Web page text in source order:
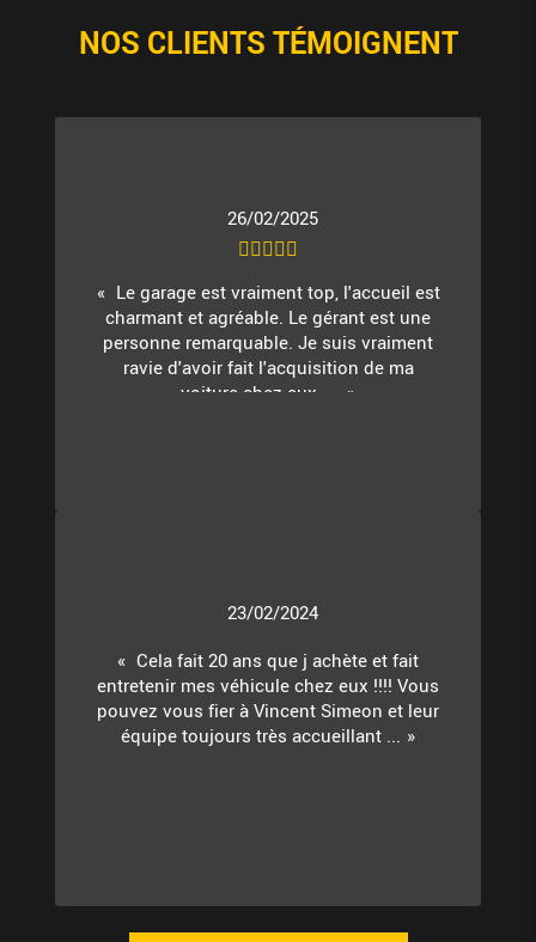
NOS CLIENTS TÉMOIGNENT
26/02/2025
Le garage est vraiment top, l'accueil est
charmant et agréable. Le gérant est une
personne remarquable. Je suis vraiment
ravie d'avoir fait l'acquisition de ma
voiture chez eux. ...
23/02/2024
Cela fait 20 ans que j achète et fait
entretenir mes véhicule chez eux !!!! Vous
pouvez vous fier à Vincent Simeon et leur
équipe toujours très accueillant ...